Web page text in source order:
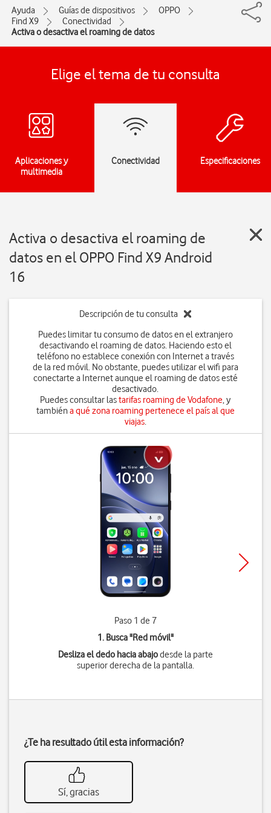
Ayuda Guías de dispositivos
OPPO
Find X9
Conectividad
Activa o desactiva el roaming de datos
Elige el tema de tu consulta
Aplicaciones y
multimedia
Conectividad Especificaciones
Activa o desactiva el roaming de
datos en el OPPO Find X9 Android
16
Descripción de tu consulta
Puedes limitar tu consumo de datos en el extranjero
desactivando el roaming de datos. Haciendo esto el
teléfono no establece conexión con Internet a través
de la red móvil. No obstante, puedes utilizar el wifi para
conectarte a Internet aunque el roaming de datos esté
desactivado.
Puedes consultar lastarifas roaming de Vodafone, y
tambiéna qué zona roaming pertenece el país al que
viajas.
Paso 1 de 7
1. Busca "Red móvil"
Desliza el dedo hacia abajodesde la parte
superior derecha de la pantalla.
¿Te ha resultado útil esta información?
Sí, gracias